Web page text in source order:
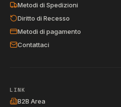
Metodi di Spedizioni
Diritto di Recesso
Metodi di pagamento
Contattaci
LINK
B2B Area